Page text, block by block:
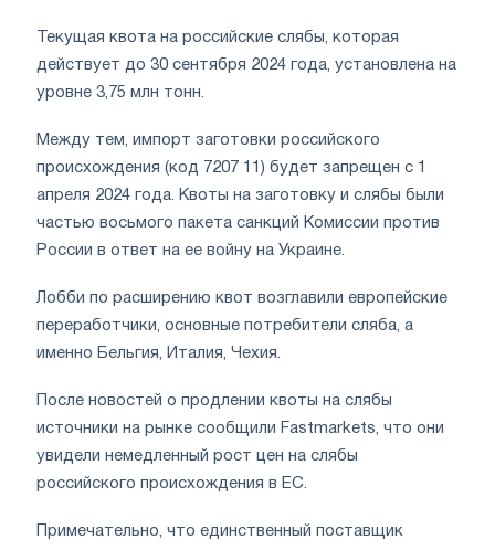
Текущая квота на российские слябы, которая
действует до 30 сентября 2024 года, установлена на
уровне 3,75 млн тонн.
Между тем, импорт заготовки российского
происхождения (код 7207 11) будет запрещен с 1
апреля 2024 года. Квоты на заготовку и слябы были
частью восьмого пакета санкций Комиссии против
России в ответ на ее войну на Украине.
Лобби по расширению квот возглавили европейские
переработчики, основные потребители сляба, а
именно Бельгия, Италия, Чехия.
После новостей о продлении квоты на слябы
источники на рынке сообщили Fastmarkets, что они
увидели немедленный рост цен на слябы
российского происхождения в ЕС.
Примечательно, что единственный поставщик